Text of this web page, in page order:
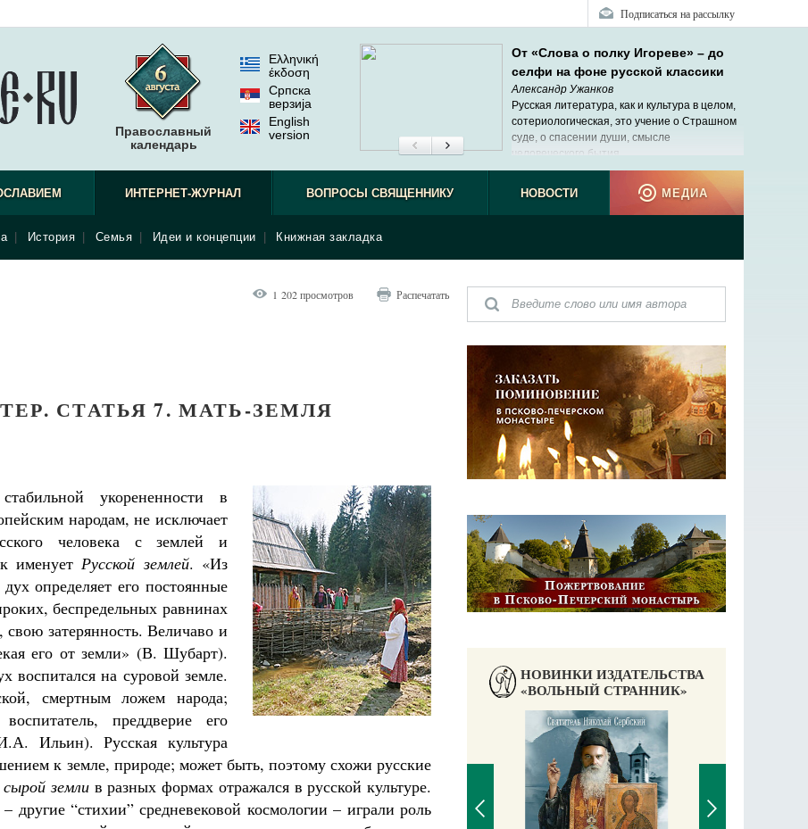
Подписаться на рассылку
Православный
календарь
Ελληνική
έκδοση
Српска
верзиjа
English
version
От «Слова о полку Игореве» – до
селфи на фоне русской классики
Александр Ужанков
Русская литература, как и культура в целом,
сотериологическая, это учение о Страшном
суде, о спасении души, смысле
человеческого бытия.
ИНТЕРНЕТ-ЖУРНАЛ
История Семья Идеи и концепции Книжная закладка
ВОПРОСЫ СВЯЩЕННИКУ НОВОСТИ МЕДИА
1 202 просмотров Распечатать
СТАТЬЯ 7. МАТЬ-ЗЕМЛЯ
укорененности в
народам, не исключает
человека с землей и
именуетРусской землей. «Из
определяет его постоянные
беспредельных равнинах
затерянность. Величаво и
его от земли» (В. Шубарт).
воспитался на суровой земле.
смертным ложем народа;
преддверие его
Ильин). Русская культура
к земле, природе; может быть, поэтому схожи русские
земли в разных формах отражался в русской культуре.
другие “стихии” средневековой космологии – играли роль
НОВИНКИ ИЗДАТЕЛЬСТВА
«ВОЛЬНЫЙ СТРАННИК»